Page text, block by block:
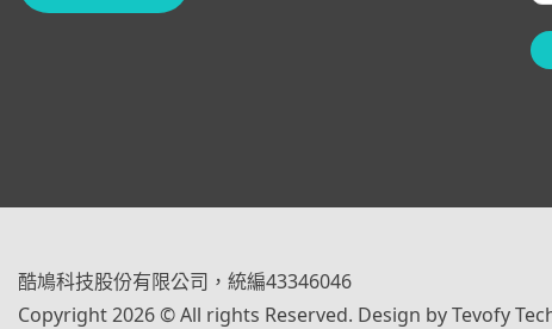
酷鳩科技股份有限公司，統編43346046
Copyright 2026 © All rights Reserved. Design by Tevofy